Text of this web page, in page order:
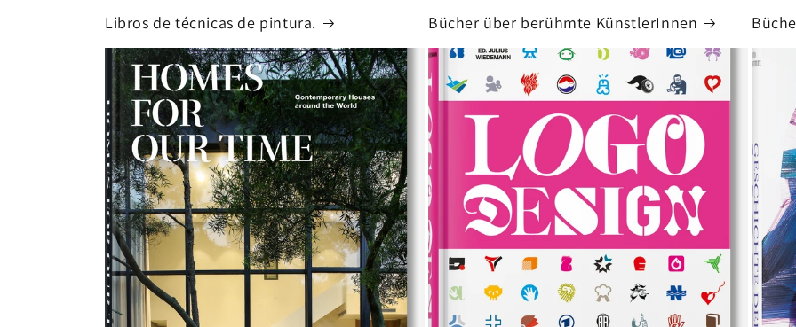
Libros de técnicas de pintura. Bücher über berühmte KünstlerInnen